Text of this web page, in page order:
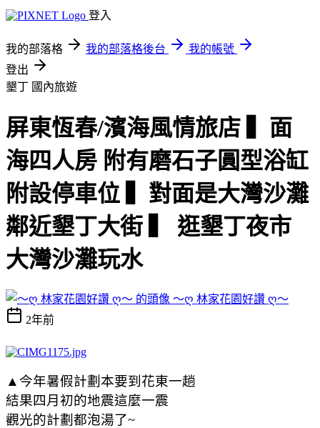
登入
我的部落格 我的部落格後台
我的帳號
登出
墾丁 國內旅遊
屏東恆春/濱海風情旅店 ▍面
海四人房 附有磨石子圓型浴缸
附設停車位 ▍對面是大灣沙灘
鄰近墾丁大街 ▍ 逛墾丁夜市
大灣沙灘玩水
～ღ 林家花園好讚 ღ～
2年前
▲今年暑假計劃本要到花東一趟
結果四月初的地震這麼一震
觀光的計劃都泡湯了~